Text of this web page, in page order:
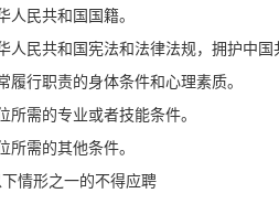
人民共和国国籍。
人民共和国宪法和法律法规，拥护中
履行职责的身体条件和心理素质。
所需的专业或者技能条件。
所需的其他条件。
下情形之一的不得应聘